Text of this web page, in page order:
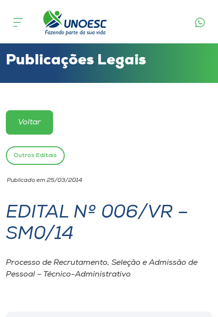
Cursos
Atendimento ao Estudante
Portal de Ensino
Unoesc
Internacionalização
I.nova
Diplomados
Publicações Legais
Voltar
Outros Editais
Publicado em 25/03/2014
EDITAL Nº 006/VR –
SM0/14
Processo de Recrutamento, Seleção e Admissão de
Pessoal – Técnico-Administrativo